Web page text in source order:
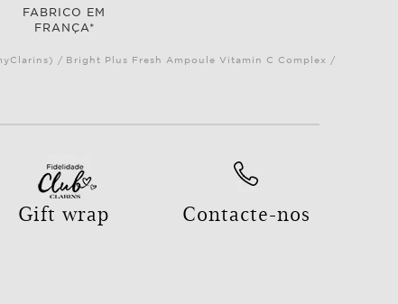
FABRICO EM
FRANÇA*
/ Bright Plus Fresh Ampoule Vitamin C Complex /
Gift wrap Contacte-nos